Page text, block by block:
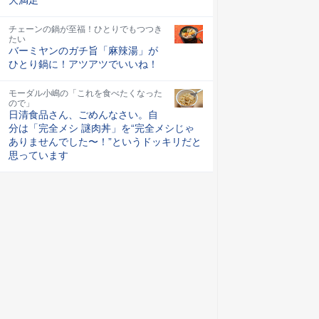
チェーンの鍋が至福！ひとりでもつつき
たい
バーミヤンのガチ旨「麻辣湯」が
ひとり鍋に！アツアツでいいね！
モーダル小嶋の「これを食べたくなった
ので」
日清食品さん、ごめんなさい。自
分は「完全メシ 謎肉丼」を“完全メシじゃ
ありませんでした〜！”というドッキリだと
思っています